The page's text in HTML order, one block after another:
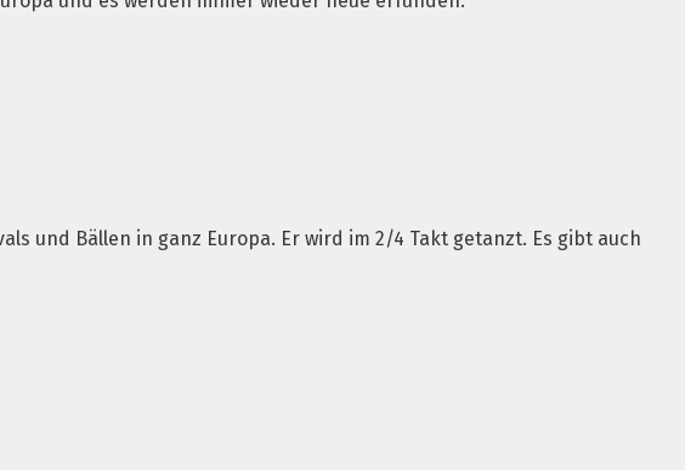
und Bällen in ganz Europa. Er wird im 2/4 Takt getanzt. Es gibt auch